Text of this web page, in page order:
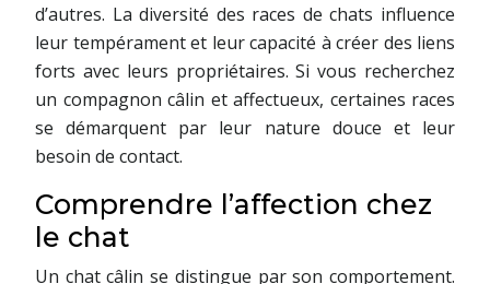
d’autres. La diversité des races de chats influence
leur tempérament et leur capacité à créer des liens
forts avec leurs propriétaires. Si vous recherchez
un compagnon câlin et affectueux, certaines races
se démarquent par leur nature douce et leur
besoin de contact.
Comprendre l’affection chez
le chat
Un chat câlin se distingue par son comportement.